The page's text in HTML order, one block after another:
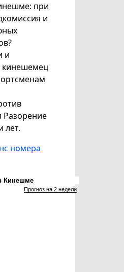
при
и
и
кинешемец
лет.
номера
Кинешме
Прогноз на 2 недели